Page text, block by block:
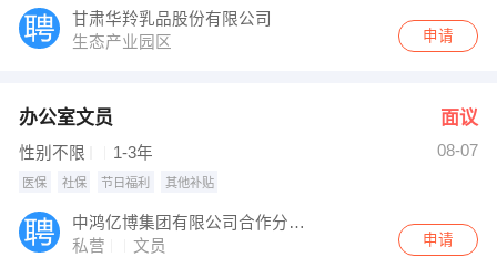
甘肃华羚乳品股份有限公司
生态产业园区
申请
办公室文员 面议
性别不限 1-3年 08-07
医保 社保 节日福利 其他补贴
中鸿亿博集团有限公司合作分公司
私营
文员 申请